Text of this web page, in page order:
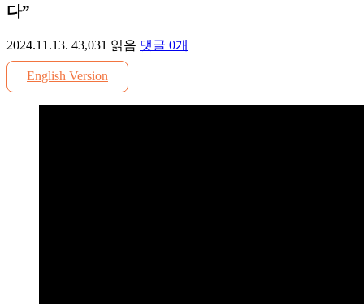
다”
2024.11.13. 43,031 읽음 댓글 0개
English Version